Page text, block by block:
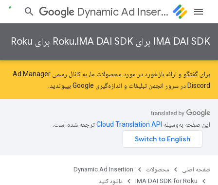
Dynamic Ad Insertion
IMA DAI SDK برای Roku،IMA DAI SDK برای Roku
برای گفتگو و ارائه بازخورد در مورد محصولات ما، به کانال رسمی Ad Manager
Discord در سرور
انجمن تبلیغات و اندازه‌گیری Google بپیوندید.
این صفحه به‌وسیله ترجمه شده است.
صفحه اصلی محصولات
Dynamic Ad Insertion
IMA DAI SDK for Roku
دانلود کنید